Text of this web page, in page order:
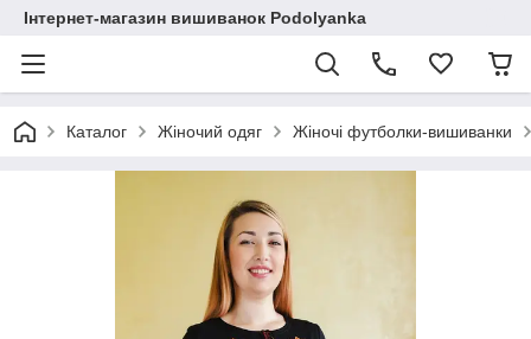
Інтернет-магазин вишиванок Podolyanka
Каталог Жіночий одяг Жіночі футболки-вишиванки